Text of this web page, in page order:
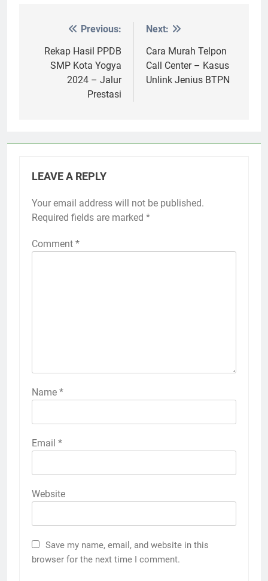
navigation
Previous:
Rekap Hasil PPDB
SMP Kota Yogya
2024 – Jalur
Prestasi
Next:
Cara Murah Telpon
Call Center – Kasus
Unlink Jenius BTPN
LEAVE A REPLY
Your email address will not be published.
Required fields are marked *
Comment *
Name *
Email *
Website
Save my name, email, and website in this
browser for the next time I comment.